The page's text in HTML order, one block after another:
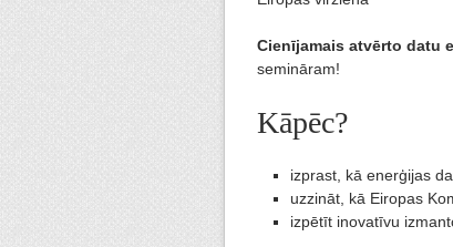
Cienījamais atvērto datu
semināram!
Kāpēc?
izprast, kā enerģijas
uzzināt, kā Eiropas
izpētīt inovatīvu